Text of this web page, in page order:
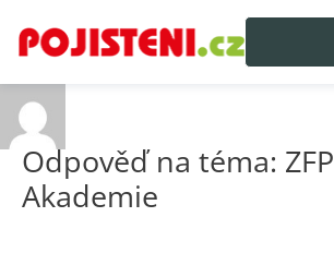
Odpověď na téma: ZFP
Akademie